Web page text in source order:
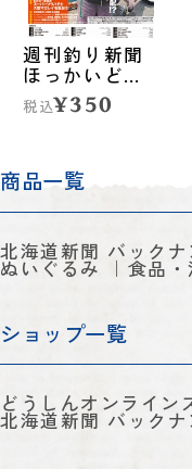
週刊釣り新聞
ほっかいどう
第1389号
（2025年4月
税込¥350
商品一覧
北海道新聞 バックナ
ぬいぐるみ 食品・
ショップ一覧
どうしんオンライン
北海道新聞 バックナ